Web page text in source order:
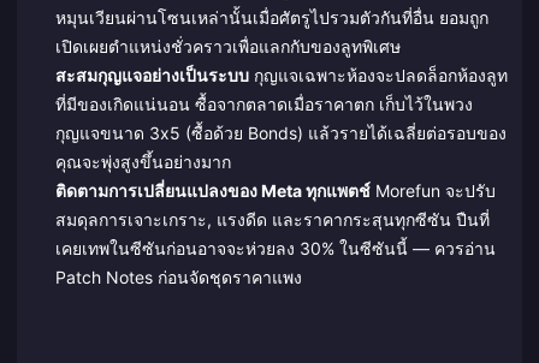
หมุนเวียนผ่านโซนเหล่านั้นเมื่อศัตรูไปรวมตัวกันที่อื่น ยอมถูก
เปิดเผยตำแหน่งชั่วคราวเพื่อแลกกับของลูทพิเศษ
สะสมกุญแจอย่างเป็นระบบกุญแจเฉพาะห้องจะปลดล็อกห้องลูท
ที่มีของเกิดแน่นอน ซื้อจากตลาดเมื่อราคาตก เก็บไว้ในพวง
กุญแจขนาด 3x5 (ซื้อด้วย Bonds) แล้วรายได้เฉลี่ยต่อรอบของ
คุณจะพุ่งสูงขึ้นอย่างมาก
ติดตามการเปลี่ยนแปลงของ Meta ทุกแพตช์Morefun จะปรับ
สมดุลการเจาะเกราะ, แรงดีด และราคากระสุนทุกซีซัน ปืนที่
เคยเทพในซีซันก่อนอาจจะห่วยลง 30% ในซีซันนี้ — ควรอ่าน
Patch Notes ก่อนจัดชุดราคาแพง